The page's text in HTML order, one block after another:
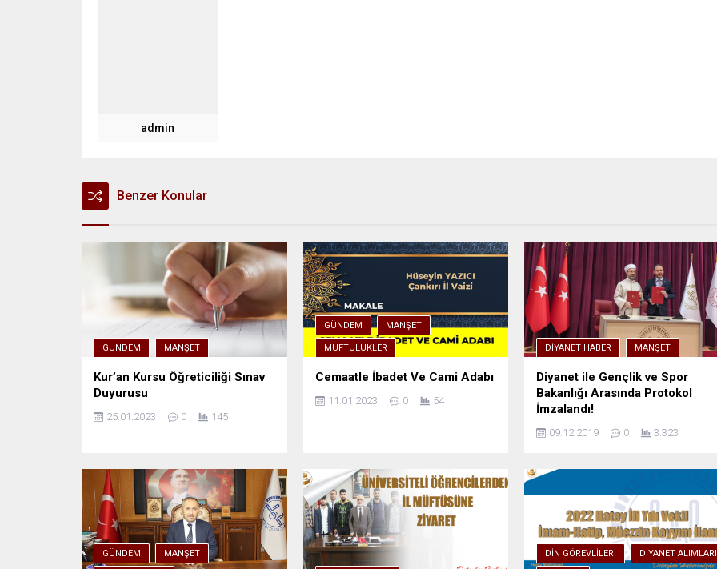
admin
Benzer Konular
GÜNDEM MANŞET
Kur’an Kursu Öğreticiliği Sınav
Duyurusu
25.01.2023 0 145
GÜNDEM MANŞET
MÜFTÜLÜKLER
Cemaatle İbadet Ve Cami Adabı
11.01.2023 0 54
DIYANET HABER MANŞET
Diyanet ile Gençlik ve Spor
Bakanlığı Arasında Protokol
İmzalandı!
09.12.2019 0 3.323
GÜNDEM MANŞET DIN GÖREVLILERI DIYANET ALIMLARI